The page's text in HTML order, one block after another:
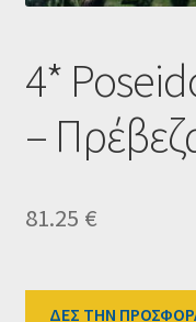
Ταμείο
HOME
4*
–
81.25 €
ΔΕΣ ΤΗΝ